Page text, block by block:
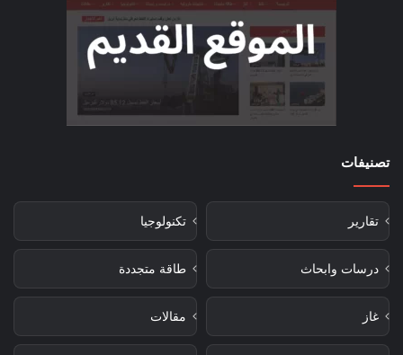
تصنيفات
تقارير تكنولوجيا
درسات وابحاث طاقة متجددة
غاز مقالات